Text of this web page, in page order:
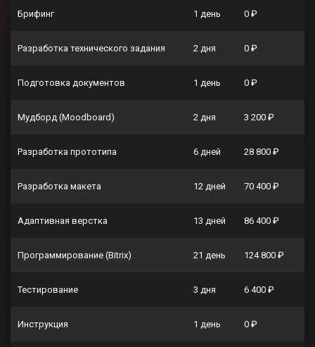
Брифинг 1 день 0 ₽
Разработка технического задания 2 дня 0 ₽
Подготовка документов 1 день 0 ₽
Мудборд (Moodboard) 2 дня 3 200 ₽
Разработка прототипа 6 дней 28 800 ₽
Разработка макета 12 дней 70 400 ₽
Адаптивная верстка 13 дней 86 400 ₽
Программирование (Bitrix) 21 день 124 800 ₽
Тестирование 3 дня 6 400 ₽
Инструкция 1 день 0 ₽